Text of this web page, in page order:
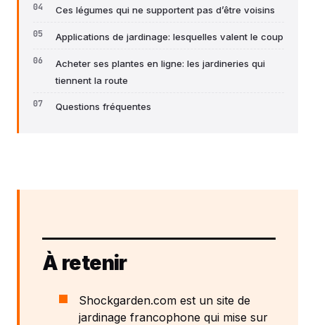
Ces légumes qui ne supportent pas d’être voisins
Applications de jardinage: lesquelles valent le coup
Acheter ses plantes en ligne: les jardineries qui
tiennent la route
Questions fréquentes
À retenir
Shockgarden.com est un site de
jardinage francophone qui mise sur